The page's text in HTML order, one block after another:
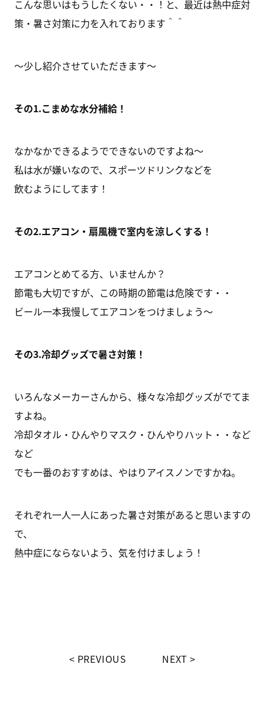
こんな思いはもうしたくない・・！と、最近は熱中症対
策・暑さ対策に力を入れております＾＾
～少し紹介させていただきます～
その1.こまめな水分補給！
なかなかできるようでできないのですよね～
私は水が嫌いなので、スポーツドリンクなどを
飲むようにしてます！
その2.エアコン・扇風機で室内を涼しくする！
エアコンとめてる方、いませんか？
節電も大切ですが、この時期の節電は危険です・・
ビール一本我慢してエアコンをつけましょう～
その3.冷却グッズで暑さ対策！
いろんなメーカーさんから、様々な冷却グッズがでてま
すよね。
冷却タオル・ひんやりマスク・ひんやりハット・・など
など
でも一番のおすすめは、やはりアイスノンですかね。
それぞれ一人一人にあった暑さ対策があると思いますの
で、
熱中症にならないよう、気を付けましょう！
PREVIOUS NEXT